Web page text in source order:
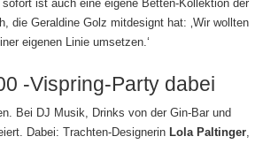
ist auch eine eigene Betten-Kollektion der
die Geraldine Golz mitdesignt hat: ‚Wir wollten
eigenen Linie umsetzen.‘
-Vispring-Party dabei
Bei DJ Musik, Drinks von der Gin-Bar und
Dabei: Trachten-Designerin Lola Paltinger,